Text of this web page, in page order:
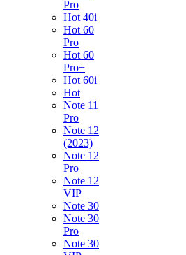
Pro
Hot 40i
Hot 60
Pro
Hot 60
Pro+
Hot 60i
Hot
Note 11
Pro
Note 12
(2023)
Note 12
Pro
Note 12
VIP
Note 30
Note 30
Pro
Note 30